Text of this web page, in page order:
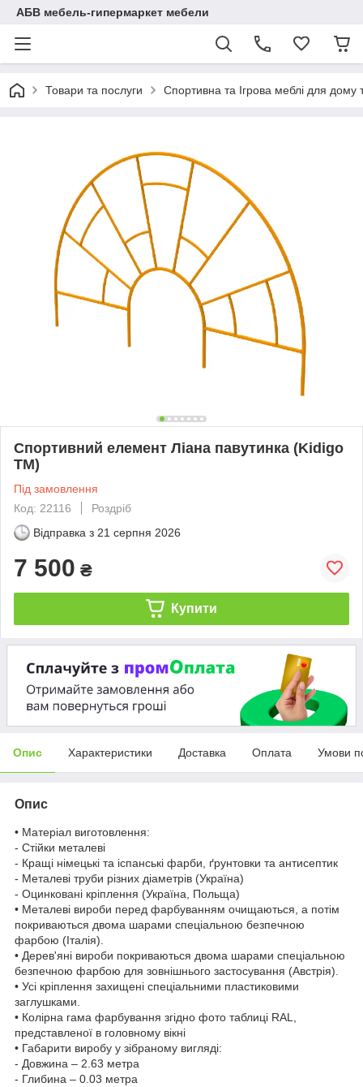
АБВ мебель-гипермаркет мебели
Товари та послуги Спортивна та Ігрова меблі для дому
Спортивний елемент Ліана павутинка (Kidigo
ТМ)
Під замовлення
Код: 22116
Роздріб
Відправка з 21 серпня 2026
7 500 ₴
Купити
Опис Характеристики Доставка Оплата Умови
Опис
• Матеріал виготовлення:
- Стійки металеві
- Кращі німецькі та іспанські фарби, ґрунтовки та антисептик
- Металеві труби різних діаметрів (Україна)
- Оцинковані кріплення (Україна, Польща)
• Металеві вироби перед фарбуванням очищаються, а потім
покриваються двома шарами спеціальною безпечною
фарбою (Італія).
• Дерев'яні вироби покриваються двома шарами спеціальною
безпечною фарбою для зовнішнього застосування (Австрія).
• Усі кріплення захищені спеціальними пластиковими
заглушками.
• Колірна гама фарбування згідно фото таблиці RAL,
представленої в головному вікні
• Габарити виробу у зібраному вигляді:
- Довжина – 2.63 метра
- Глибина – 0.03 метра